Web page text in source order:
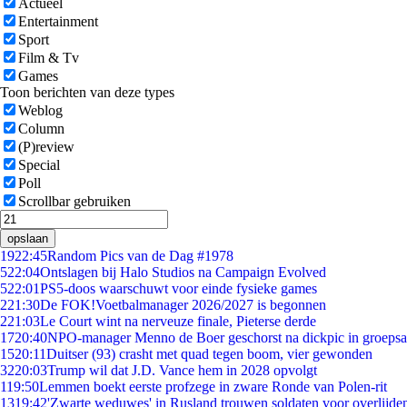
Actueel
Entertainment
Sport
Film & Tv
Games
Toon berichten van deze types
Weblog
Column
(P)review
Special
Poll
Scrollbar gebruiken
opslaan
1922:45Random Pics van de Dag #1978
522:04Ontslagen bij Halo Studios na Campaign Evolved
522:01PS5-doos waarschuwt voor einde fysieke games
221:30De FOK!Voetbalmanager 2026/2027 is begonnen
221:03Le Court wint na nerveuze finale, Pieterse derde
1720:40NPO-manager Menno de Boer geschorst na dickpic in
1520:11Duitser (93) crasht met quad tegen boom, vier gewonden
3220:03Trump wil dat J.D. Vance hem in 2028 opvolgt
119:50Lemmen boekt eerste profzege in zware Ronde van Polen-rit
1319:42'Zwarte weduwes' in Rusland trouwen soldaten voor